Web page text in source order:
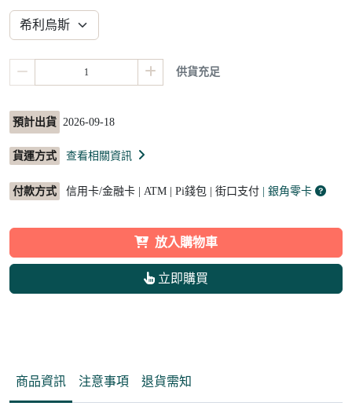
供貨充足
預計出貨 2026-09-18
貨運方式 查看相關資訊
付款方式 信用卡/金融卡 | ATM | Pi錢包 | 街口支付 | 銀角零卡
放入購物車
立即購買
商品資訊 注意事項 退貨需知